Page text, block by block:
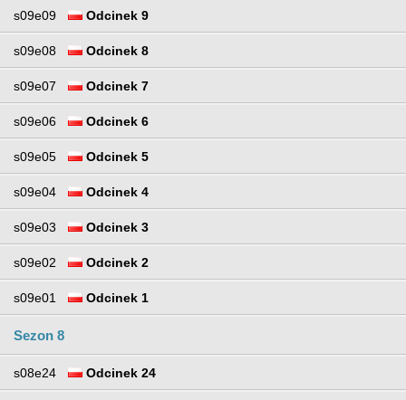
s09e09 Odcinek 9
s09e08 Odcinek 8
s09e07 Odcinek 7
s09e06 Odcinek 6
s09e05 Odcinek 5
s09e04 Odcinek 4
s09e03 Odcinek 3
s09e02 Odcinek 2
s09e01 Odcinek 1
Sezon 8
s08e24 Odcinek 24